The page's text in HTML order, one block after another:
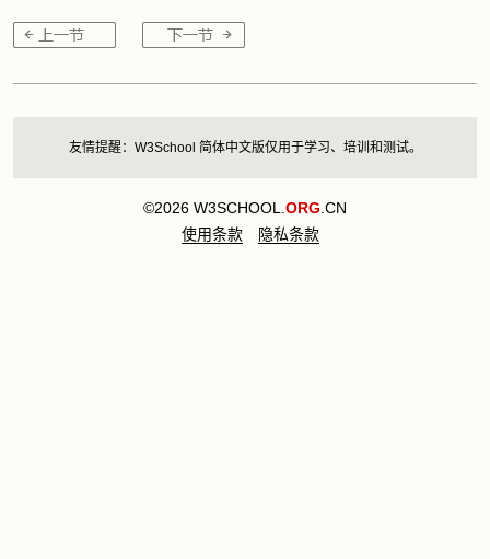
友情提醒：W3School 简体中文版仅用于学习、培训和测试。
©2026 W3SCHOOL. ORG .CN
使用条款
隐私条款